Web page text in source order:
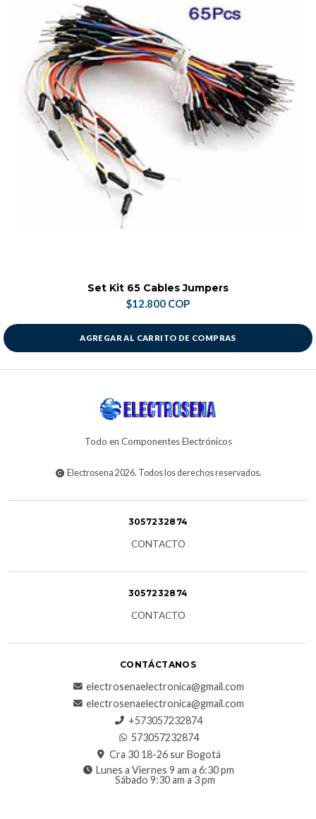
Set Kit 65 Cables Jumpers
$12.800 COP
AGREGAR AL CARRITO DE COMPRAS
Todo en Componentes Electrónicos
Electrosena 2026. Todos los derechos reservados.
3057232874
CONTACTO
3057232874
CONTACTO
CONTÁCTANOS
electrosenaelectronica@gmail.com
electrosenaelectronica@gmail.com
+573057232874
573057232874
Cra 30 18-26 sur Bogotá
Lunes a Viernes 9 am a 6:30 pm
Sábado 9:30 am a 3 pm